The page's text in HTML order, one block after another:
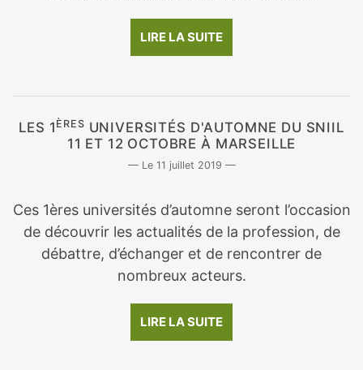
LIRE LA SUITE
LES 1 ÈRES UNIVERSITÉS D'AUTOMNE DU SNIIL
11 ET 12 OCTOBRE À MARSEILLE
11 juillet 2019
Ces 1ères universités d’automne seront l’occasion
de découvrir les actualités de la profession, de
débattre, d’échanger et de rencontrer de
nombreux acteurs.
LIRE LA SUITE